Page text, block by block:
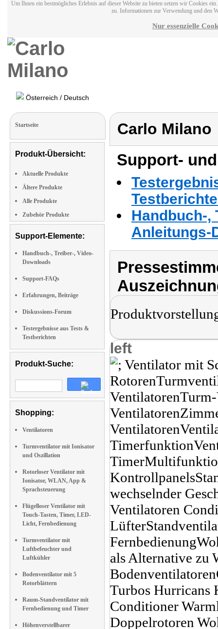
Um Ihnen ein bestmögliches Erlebnis auf dieser Website zu bieten setzen wir Cookies
zu. Informationen zur Verwendung und den
Nur essenzielle
Österreich / Deutsch
Startseite
Produkt-Übersicht:
Aktuelle Produkte
Ältere Produkte
Alle Produkte
Zubehör Produkte
Support-Elemente:
Handbuch-, Treiber-, Video-
Downloads
Support-FAQs
Erfahrungen, Beiträge
Diskussions-Forum
Testergebnisse aus Tests &
Testberichten
Produkt-Suche:
Shopping:
Ventilatoren
Turmventilator mit Ionisator
und Oszillation
Rotorloser Ventilator mit
Ionisator, WLAN, App &
Sprachsteuerung
Flügelloser Ventilator mit
Touch-Tasten, Timer, LED-
Licht, Fernbedienung
Turmventilator mit
Luftbefeuchter und
Luftkühler
Bodenventilator mit 5
Rotorblättern
Raum-Standventilator mit
Fernbedienung und Timer
Höhenverstellbarer
Carlo Milano
Support-
Handbuch-,
Anleitungs-
left